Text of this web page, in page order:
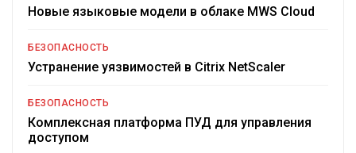
Новые языковые модели в облаке MWS Cloud
БЕЗОПАСНОСТЬ
Устранение уязвимостей в Citrix NetScaler
БЕЗОПАСНОСТЬ
Комплексная платформа ПУД для управления
доступом